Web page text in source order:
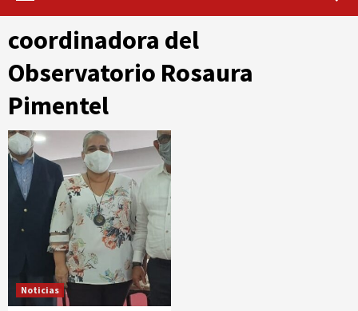
coordinadora del
Observatorio Rosaura
Pimentel
Noticias